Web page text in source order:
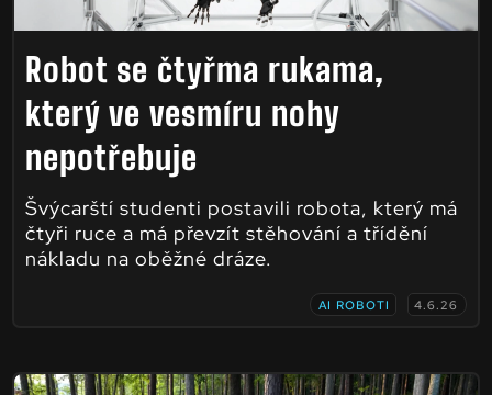
Robot se čtyřma rukama,
který ve vesmíru nohy
nepotřebuje
Švýcarští studenti postavili robota, který má
čtyři ruce a má převzít stěhování a třídění
nákladu na oběžné dráze.
AI ROBOTI 4.6.26